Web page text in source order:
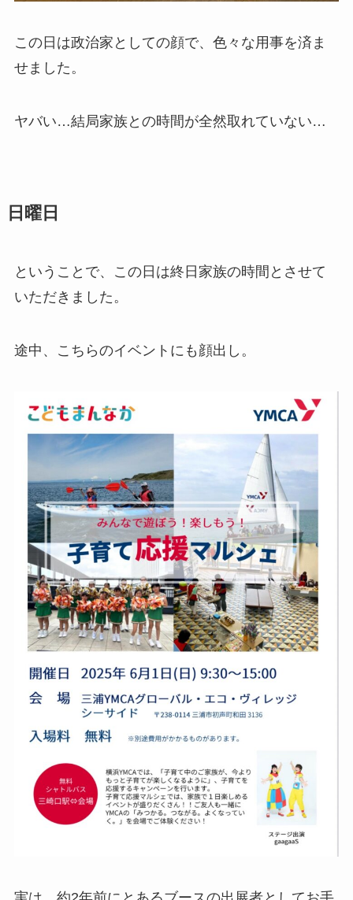
この日は政治家としての顔で、色々な用事を済ま
せました。
ヤバい…結局家族との時間が全然取れていない…
日曜日
ということで、この日は終日家族の時間とさせて
いただきました。
途中、こちらのイベントにも顔出し。